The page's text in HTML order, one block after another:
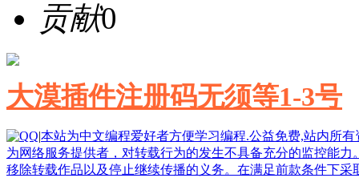
贡献0
大漠插件注册码无须等1-3号
|本站为中文编程爱好者方便学习编程.公益免费,站内所
为网络服务提供者，对转载行为的发生不具备充分的监控能
移除转载作品以及停止继续传播的义务。在满足前款条件下